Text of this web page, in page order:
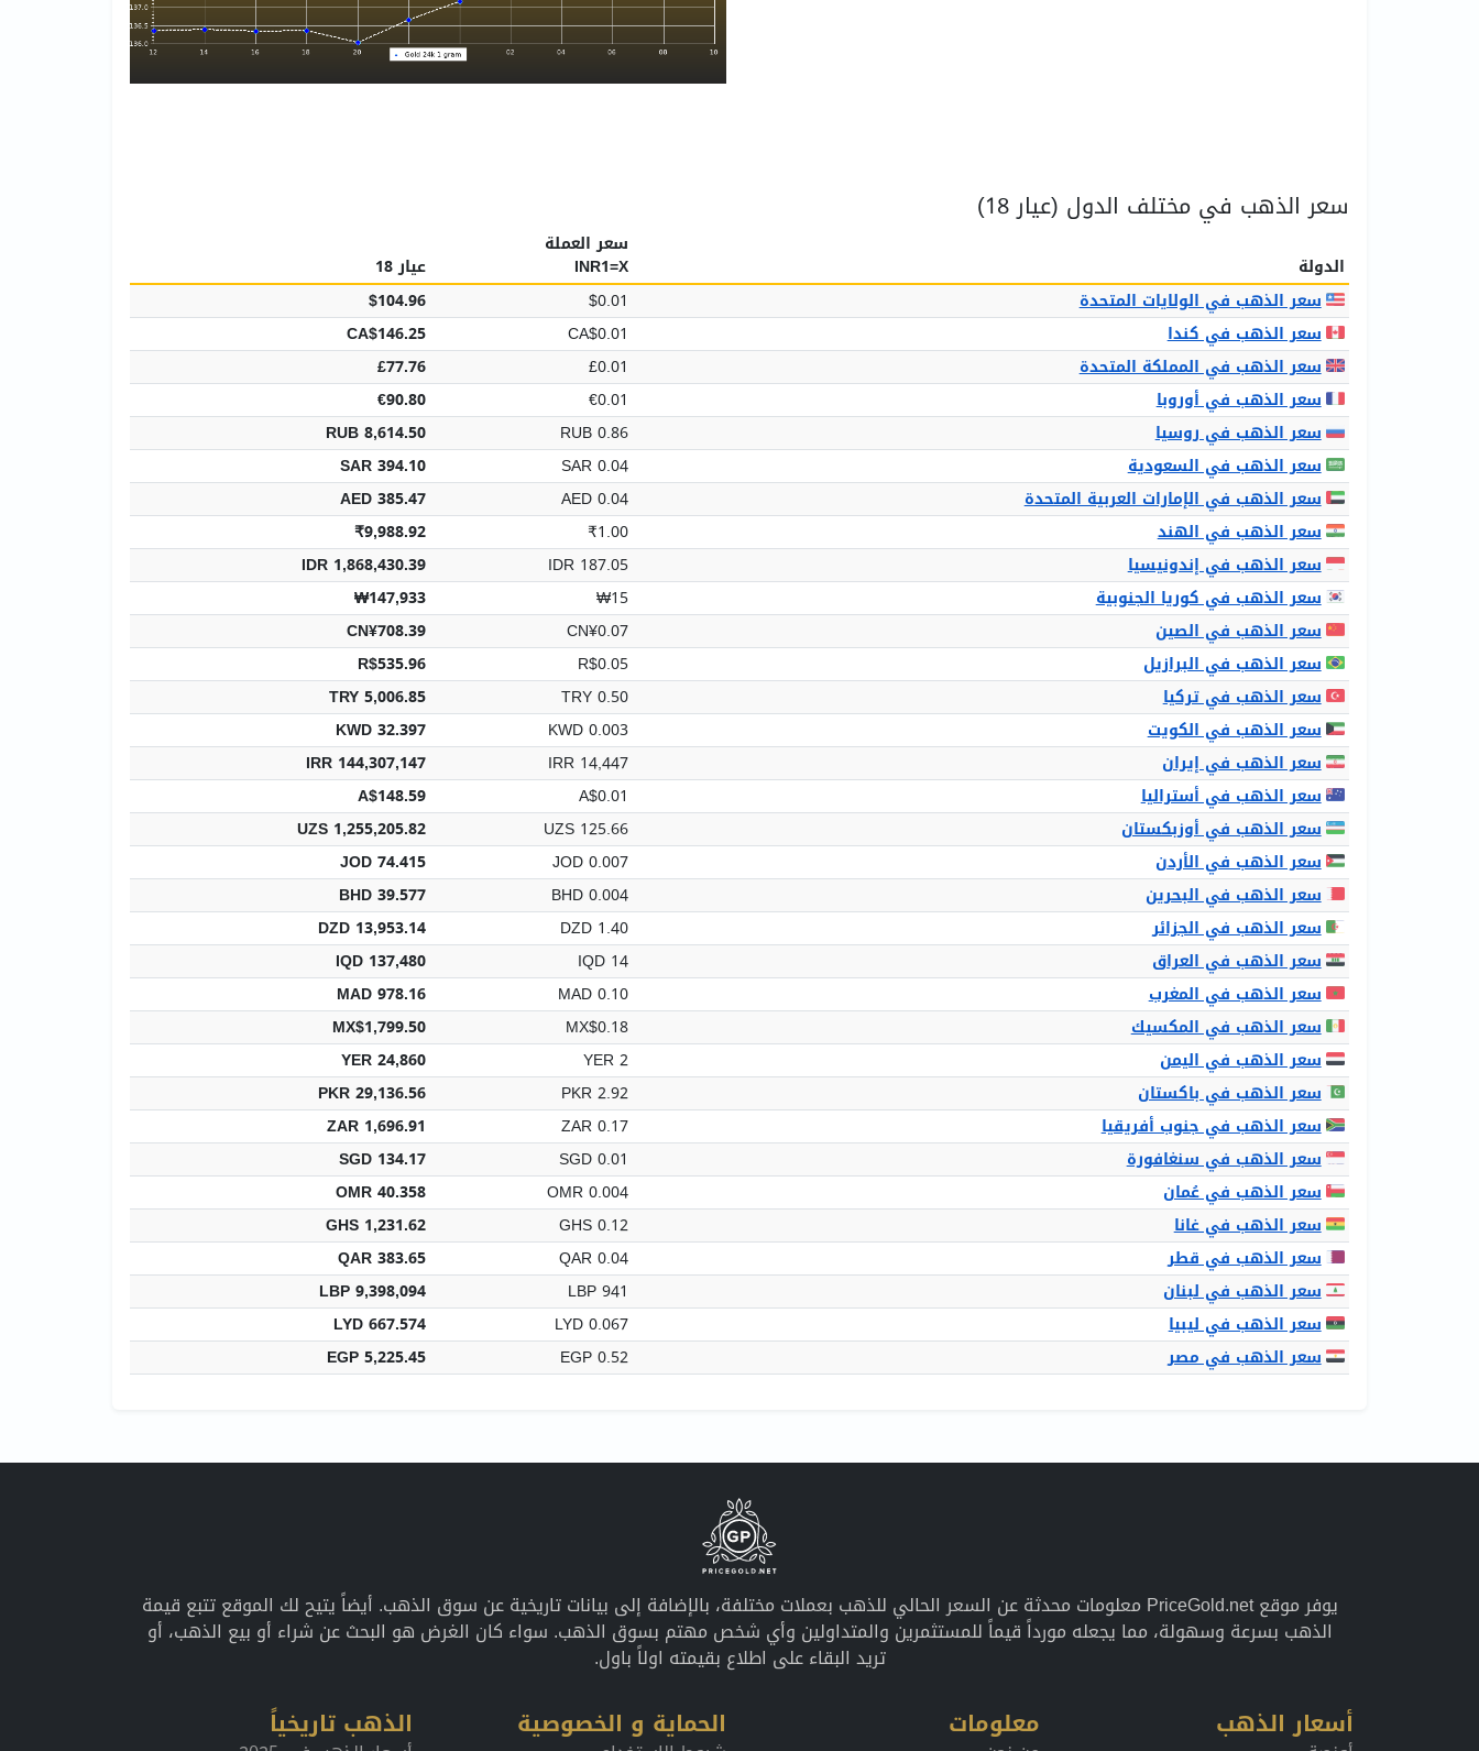
سعر الذهب في مختلف الدول (عيار 18)
الدولة
سعر العملة
INR1=X
عيار 18
سعر الذهب في الولايات المتحدة
$0.01
$104.96
سعر الذهب في كندا
CA$0.01
CA$146.25
سعر الذهب في المملكة المتحدة
£0.01
£77.76
سعر الذهب في أوروبا
€0.01
€90.80
سعر الذهب في روسيا
RUB 0.86
RUB 8,614.50
سعر الذهب في السعودية
SAR 0.04
SAR 394.10
سعر الذهب في الإمارات العربية المتحدة
AED 0.04
AED 385.47
سعر الذهب في الهند
₹1.00
₹9,988.92
سعر الذهب في إندونيسيا
IDR 187.05
IDR 1,868,430.39
سعر الذهب في كوريا الجنوبية
₩15
₩147,933
سعر الذهب في الصين
CN¥0.07
CN¥708.39
سعر الذهب في البرازيل
R$0.05
R$535.96
سعر الذهب في تركيا
TRY 0.50
TRY 5,006.85
سعر الذهب في الكويت
KWD 0.003
KWD 32.397
سعر الذهب في إيران
IRR 14,447
IRR 144,307,147
سعر الذهب في أستراليا
A$0.01
A$148.59
سعر الذهب في أوزبكستان
UZS 125.66
UZS 1,255,205.82
سعر الذهب في الأردن
JOD 0.007
JOD 74.415
سعر الذهب في البحرين
BHD 0.004
BHD 39.577
سعر الذهب في الجزائر
DZD 1.40
DZD 13,953.14
سعر الذهب في العراق
IQD 14
IQD 137,480
سعر الذهب في المغرب
MAD 0.10
MAD 978.16
سعر الذهب في المكسيك
MX$0.18
MX$1,799.50
سعر الذهب في اليمن
YER 2
YER 24,860
سعر الذهب في باكستان
PKR 2.92
PKR 29,136.56
سعر الذهب في جنوب أفريقيا
ZAR 0.17
ZAR 1,696.91
سعر الذهب في سنغافورة
SGD 0.01
SGD 134.17
سعر الذهب في عُمان
OMR 0.004
OMR 40.358
سعر الذهب في غانا
GHS 0.12
GHS 1,231.62
سعر الذهب في قطر
QAR 0.04
QAR 383.65
سعر الذهب في لبنان
LBP 941
LBP 9,398,094
سعر الذهب في ليبيا
LYD 0.067
LYD 667.574
سعر الذهب في مصر
EGP 0.52
EGP 5,225.45
يوفر موقع PriceGold.net معلومات محدثة عن السعر الحالي للذهب بعملات مختلفة، بالإضافة إلى بيانات تاريخية عن سوق الذهب. أيضاً يتيح لك الموقع تتبع قيمة
الذهب بسرعة وسهولة، مما يجعله مورداً قيماً للمستثمرين والمتداولين وأي شخص مهتم بسوق الذهب. سواء كان الغرض هو البحث عن شراء أو بيع الذهب، أو
تريد البقاء على اطلاع بقيمته اولاً باول.
أسعار الذهب معلومات الحماية و الخصوصية الذهب تاريخياً